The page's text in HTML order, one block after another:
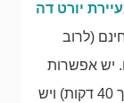
עיירת יורט דה
(לרוב
יש אפשרות
להגיע ברכבת ישירה מברצלונה (תוך בערך 40 דקות) ויש